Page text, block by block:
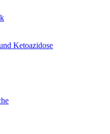
Ketoazidose